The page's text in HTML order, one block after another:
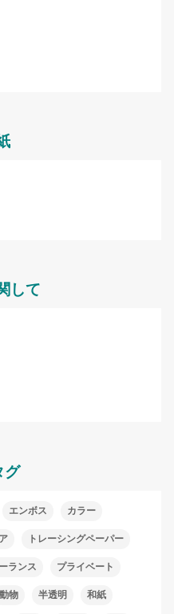
して
グ
エンボス カラー
トレーシングペーパー
ランス プライベート
動物 半透明 和紙